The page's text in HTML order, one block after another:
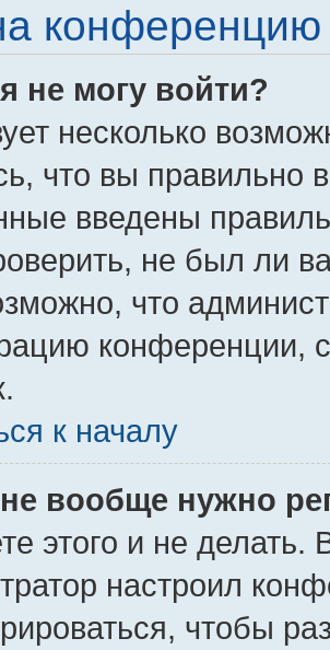
конференцию
не могу войти?
несколько
что вы правильно
введены
не был ли
что
конференции,
к началу
вообще нужно
этого и не делать.
настроил
чтобы